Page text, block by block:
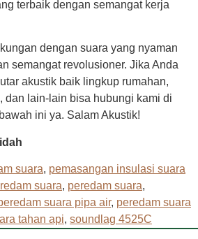
terbaik dengan semangat kerja
dengan suara yang nyaman
semangat revolusioner. Jika Anda
akustik baik lingkup rumahan,
dan lain-lain bisa hubungi kami di
ini ya. Salam Akustik!
suara, pemasangan insulasi suara
suara, peredam suara,
suara pipa air, peredam suara
tahan api, soundlag 4525C